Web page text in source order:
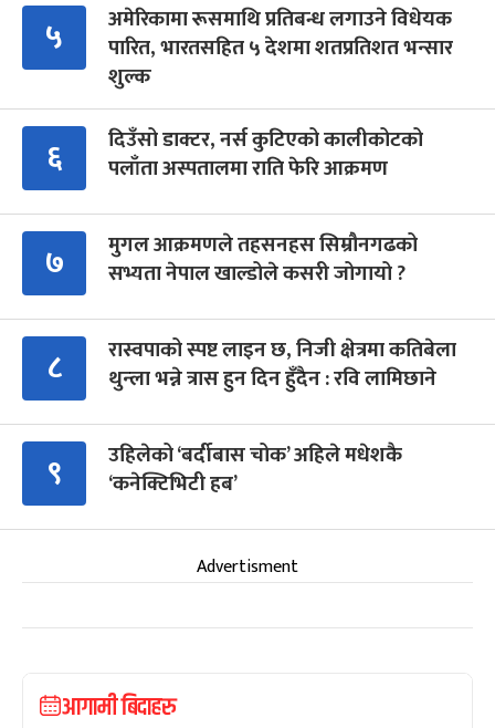
५
अमेरिकामा रूसमाथि प्रतिबन्ध लगाउने विधेयक
पारित, भारतसहित ५ देशमा शतप्रतिशत भन्सार
शुल्क
६
दिउँसो डाक्टर, नर्स कुटिएको कालीकोटको
पलाँता अस्पतालमा राति फेरि आक्रमण
७
मुगल आक्रमणले तहसनहस सिम्रौनगढको
सभ्यता नेपाल खाल्डोले कसरी जोगायो ?
८
रास्वपाको स्पष्ट लाइन छ, निजी क्षेत्रमा कतिबेला
थुन्ला भन्ने त्रास हुन दिन हुँदैन : रवि लामिछाने
९
उहिलेको ‘बर्दीबास चोक’ अहिले मधेशकै
‘कनेक्टिभिटी हब’
Advertisment
आगामी बिदाहरु